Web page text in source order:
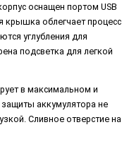
оснащен портом USB
крышка облегчает процесс
углубления для
подсветка для легкой
в максимальном и
аккумулятора не
Сливное отверстие на